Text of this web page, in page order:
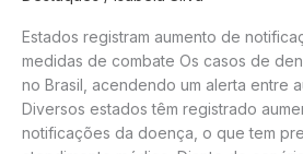
Estados registram aumento de
medidas de combate Os casos de
no Brasil, acendendo um alerta entre
Diversos estados têm registrado
notificações da doença, o que tem